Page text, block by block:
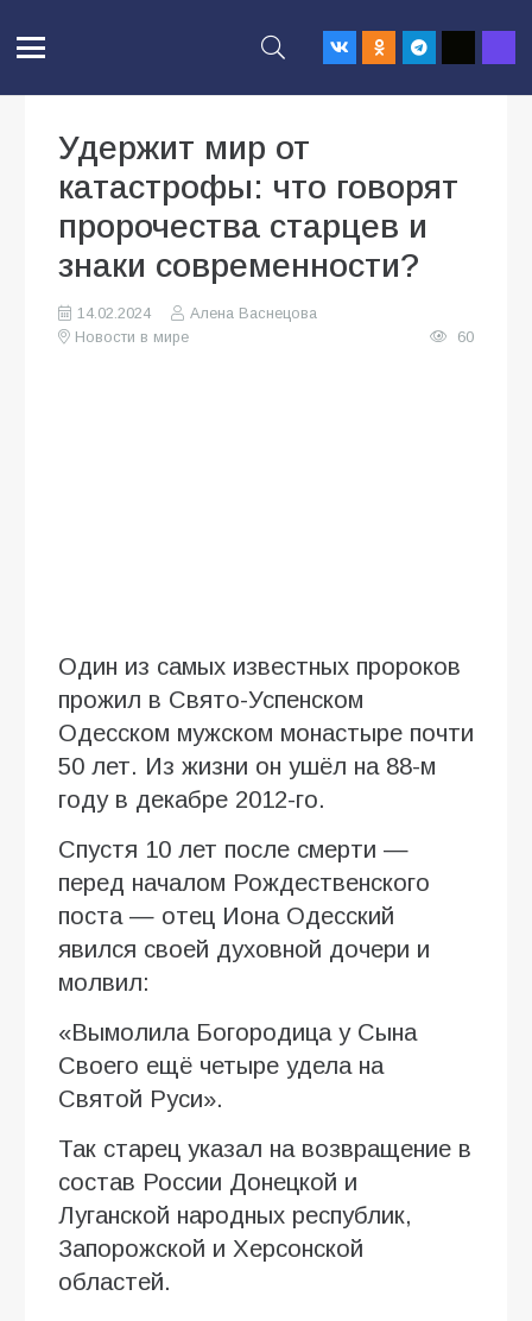
Удержит мир от
катастрофы: что говорят
пророчества старцев и
знаки современности?
14.02.2024
Алена Васнецова
Новости в мире
60
Один из самых известных пророков
прожил в Свято-Успенском
Одесском мужском монастыре почти
50 лет. Из жизни он ушёл на 88-м
году в декабре 2012-го.
Спустя 10 лет после смерти —
перед началом Рождественского
поста — отец Иона Одесский
явился своей духовной дочери и
молвил:
«Вымолила Богородица у Сына
Своего ещё четыре удела на
Святой Руси».
Так старец указал на возвращение в
состав России Донецкой и
Луганской народных республик,
Запорожской и Херсонской
областей.